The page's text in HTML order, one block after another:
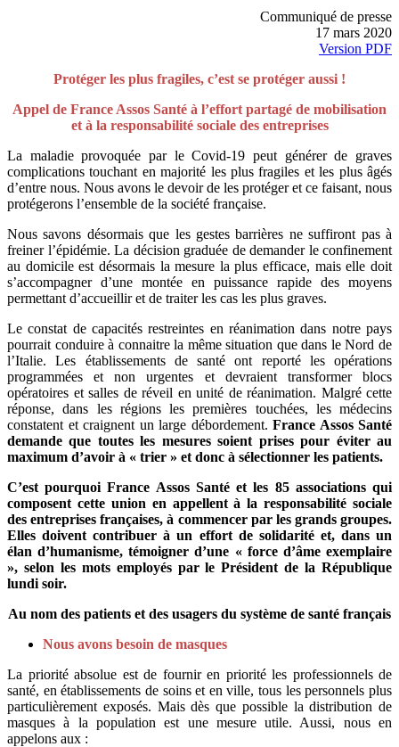
Communiqué de presse
17 mars 2020
Version PDF
Protéger les plus fragiles, c’est se protéger aussi !
Appel de France Assos Santé à l’effort partagé de mobilisation
et à la responsabilité sociale des entreprises
La maladie provoquée par le Covid-19 peut générer de graves
complications touchant en majorité les plus fragiles et les plus âgés
d’entre nous. Nous avons le devoir de les protéger et ce faisant, nous
protégerons l’ensemble de la société française.
Nous savons désormais que les gestes barrières ne suffiront pas à
freiner l’épidémie. La décision graduée de demander le confinement
au domicile est désormais la mesure la plus efficace, mais elle doit
s’accompagner d’une montée en puissance rapide des moyens
permettant d’accueillir et de traiter les cas les plus graves.
Le constat de capacités restreintes en réanimation dans notre pays
pourrait conduire à connaitre la même situation que dans le Nord de
l’Italie. Les établissements de santé ont reporté les opérations
programmées et non urgentes et devraient transformer blocs
opératoires et salles de réveil en unité de réanimation. Malgré cette
réponse, dans les régions les premières touchées, les médecins
constatent et craignent un large débordement. France Assos Santé
demande que toutes les mesures soient prises pour éviter au
maximum d’avoir à « trier » et donc à sélectionner les patients.
C’est pourquoi France Assos Santé et les 85 associations qui
composent cette union en appellent à la responsabilité sociale
des entreprises françaises, à commencer par les grands groupes.
Elles doivent contribuer à un effort de solidarité et, dans un
élan d’humanisme, témoigner d’une « force d’âme exemplaire
», selon les mots employés par le Président de la République
lundi soir.
Au nom des patients et des usagers du système de santé français
Nous avons besoin de masques
La priorité absolue est de fournir en priorité les professionnels de
santé, en établissements de soins et en ville, tous les personnels plus
particulièrement exposés. Mais dès que possible la distribution de
masques à la population est une mesure utile. Aussi, nous en
appelons aux :